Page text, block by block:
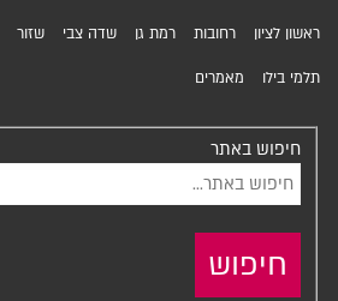
ראשון לציון רחובות רמת גן שדה צבי שזור
תלמי בילו מאמרים
חיפוש באתר
חיפוש